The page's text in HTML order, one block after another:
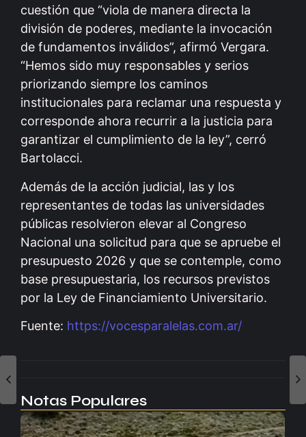
cuestión que “viola de manera directa la
división de poderes, mediante la invocación
de fundamentos inválidos”, afirmó Vergara.
“Hemos sido muy responsables y serios
priorizando siempre los caminos
institucionales para reclamar una respuesta y
corresponde ahora recurrir a la justicia para
garantizar el cumplimiento de la ley”, cerró
Bartolacci.
Además de la acción judicial, las y los
representantes de todas las universidades
públicas resolvieron elevar al Congreso
Nacional una solicitud para que se apruebe el
presupuesto 2026 y que se contemple, como
base presupuestaria, los recursos previstos
por la Ley de Financiamiento Universitario.
Fuente: https://vocesparalelas.com.ar/
Notas Populares